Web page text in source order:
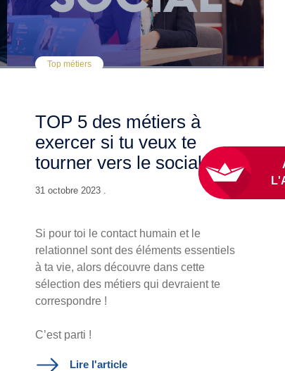
Top métiers
TOP 5 des métiers à
exercer si tu veux te
tourner vers le social
31 octobre 2023 .
Si pour toi le contact humain et le
relationnel sont des éléments essentiels
à ta vie, alors découvre dans cette
sélection des métiers qui devraient te
correspondre !
C’est parti !
Lire l'article